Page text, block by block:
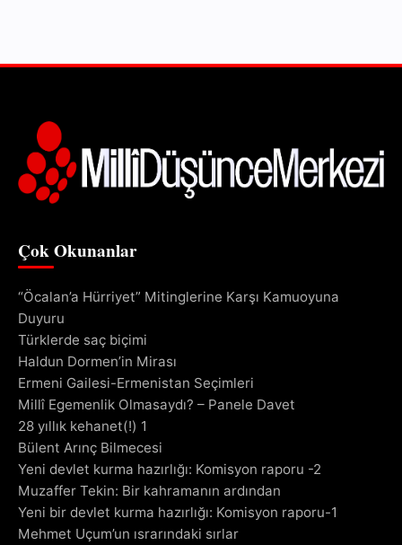
Çok Okunanlar
“Öcalan’a Hürriyet” Mitinglerine Karşı Kamuoyuna
Duyuru
Türklerde saç biçimi
Haldun Dormen’in Mirası
Ermeni Gailesi-Ermenistan Seçimleri
Millî Egemenlik Olmasaydı? – Panele Davet
28 yıllık kehanet(!) 1
Bülent Arınç Bilmecesi
Yeni devlet kurma hazırlığı: Komisyon raporu -2
Muzaffer Tekin: Bir kahramanın ardından
Yeni bir devlet kurma hazırlığı: Komisyon raporu-1
Mehmet Uçum’un ısrarındaki sırlar